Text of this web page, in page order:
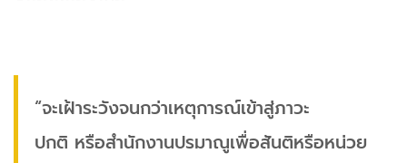
“จะเฝ้าระวังจนกว่าเหตุการณ์เข้าสู่ภาวะ
ปกติ หรือสำนักงานปรมาณูเพื่อสันติหรือหน่วย